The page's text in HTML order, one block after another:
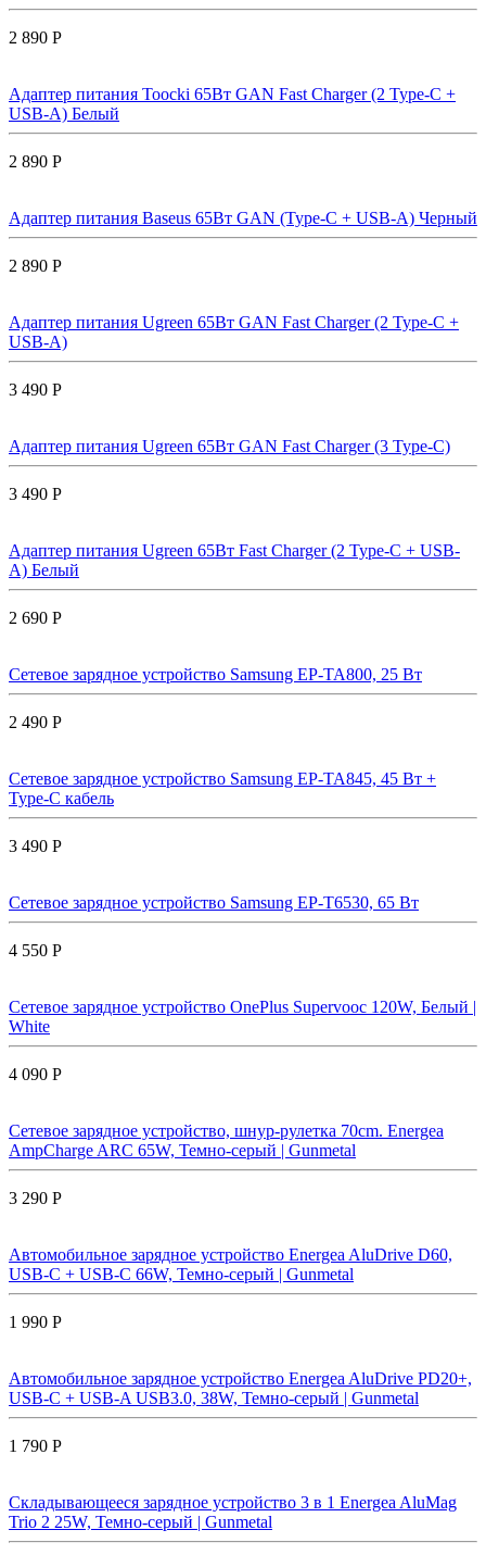
2 890 Р
Адаптер питания Toocki 65Вт GAN Fast Charger (2 Type-C +
USB-A) Белый
2 890 Р
Адаптер питания Baseus 65Вт GAN (Type-C + USB-A) Черный
2 890 Р
Адаптер питания Ugreen 65Вт GAN Fast Charger (2 Type-C +
USB-A)
3 490 Р
Адаптер питания Ugreen 65Вт GAN Fast Charger (3 Type-C)
3 490 Р
Адаптер питания Ugreen 65Вт Fast Charger (2 Type-C + USB-
A) Белый
2 690 Р
Сетевое зарядное устройство Samsung EP-TA800, 25 Вт
2 490 Р
Сетевое зарядное устройство Samsung EP-TA845, 45 Вт +
Type-C кабель
3 490 Р
Сетевое зарядное устройство Samsung EP-T6530, 65 Вт
4 550 Р
Сетевое зарядное устройство OnePlus Supervooc 120W, Белый |
White
4 090 Р
Сетевое зарядное устройство, шнур-рулетка 70cm. Energea
AmpCharge ARC 65W, Темно-серый | Gunmetal
3 290 Р
Автомобильное зарядное устройство Energea AluDrive D60,
USB-C + USB-С 66W, Темно-серый | Gunmetal
1 990 Р
Автомобильное зарядное устройство Energea AluDrive PD20+,
USB-C + USB-A USB3.0, 38W, Темно-серый | Gunmetal
1 790 Р
Складывающееся зарядное устройство 3 в 1 Energea AluMag
Trio 2 25W, Темно-серый | Gunmetal